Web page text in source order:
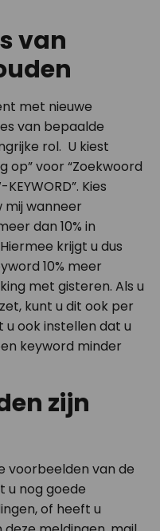
van
met nieuwe
van bepaalde
rol. U kiest
op” voor “Zoekwoord
Kies
mij wanneer
dan 10% in
krijgt u dus
10% meer
met gisteren. Als u
kunt u dit ook per
u ook instellen dat u
keyword minder
zijn
voorbeelden van de
u nog goede
of heeft u